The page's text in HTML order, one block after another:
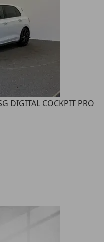
DIGITAL COCKPIT PRO